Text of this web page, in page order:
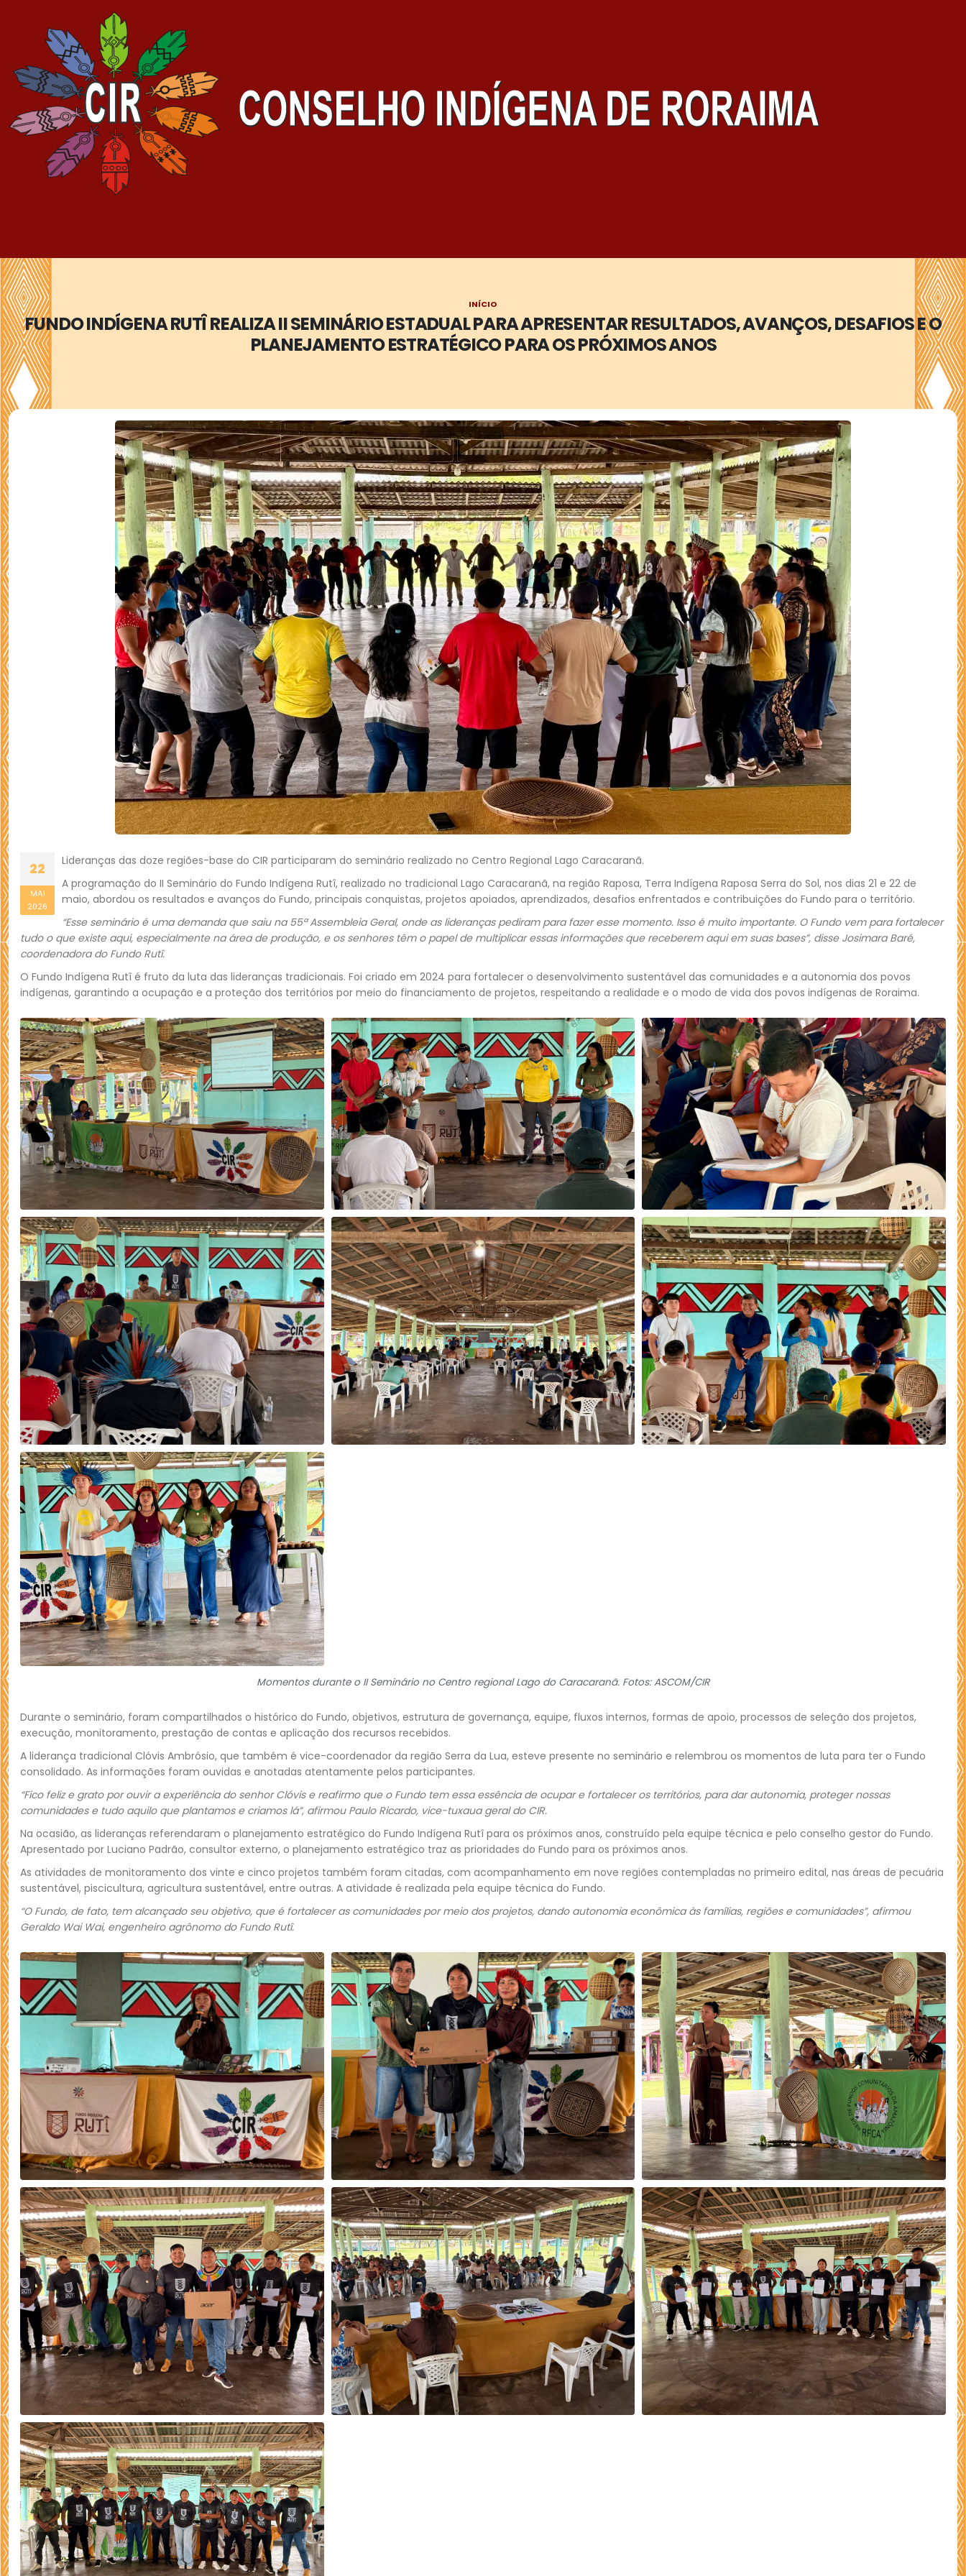
FUNDO INDÍGENA RUTÎ REALIZA II SEMINÁRIO ESTADUAL PARA APRESENTAR RESULTADOS, AVANÇOS, DESAFIOS E O
PLANEJAMENTO ESTRATÉGICO PARA OS PRÓXIMOS ANOS
INÍCIO
22
MAI
2026
Lideranças das doze regiões-base do CIR participaram do seminário realizado no Centro Regional Lago Caracaranã.
A programação do II Seminário do Fundo Indígena Rutî, realizado no tradicional Lago Caracaranã, na região Raposa, Terra Indígena Raposa Serra do Sol, nos dias 21 e 22 de
maio, abordou os resultados e avanços do Fundo, principais conquistas, projetos apoiados, aprendizados, desafios enfrentados e contribuições do Fundo para o território.
“Esse seminário é uma demanda que saiu na 55ª Assembleia Geral, onde as lideranças pediram para fazer esse momento. Isso é muito importante. O Fundo vem para fortalecer
tudo o que existe aqui, especialmente na área de produção, e os senhores têm o papel de multiplicar essas informações que receberem aqui em suas bases”, disse Josimara Baré,
coordenadora do Fundo Rutî.
O Fundo Indígena Rutî é fruto da luta das lideranças tradicionais. Foi criado em 2024 para fortalecer o desenvolvimento sustentável das comunidades e a autonomia dos povos
indígenas, garantindo a ocupação e a proteção dos territórios por meio do financiamento de projetos, respeitando a realidade e o modo de vida dos povos indígenas de Roraima.
Momentos durante o II Seminário no Centro regional Lago do Caracaranã. Fotos: ASCOM/CIR
Durante o seminário, foram compartilhados o histórico do Fundo, objetivos, estrutura de governança, equipe, fluxos internos, formas de apoio, processos de seleção dos projetos,
execução, monitoramento, prestação de contas e aplicação dos recursos recebidos.
A liderança tradicional Clóvis Ambrósio, que também é vice-coordenador da região Serra da Lua, esteve presente no seminário e relembrou os momentos de luta para ter o Fundo
consolidado. As informações foram ouvidas e anotadas atentamente pelos participantes.
“Fico feliz e grato por ouvir a experiência do senhor Clóvis e reafirmo que o Fundo tem essa essência de ocupar e fortalecer os territórios, para dar autonomia, proteger nossas
comunidades e tudo aquilo que plantamos e criamos lá”, afirmou Paulo Ricardo, vice-tuxaua geral do CIR.
Na ocasião, as lideranças referendaram o planejamento estratégico do Fundo Indígena Rutî para os próximos anos, construído pela equipe técnica e pelo conselho gestor do Fundo.
Apresentado por Luciano Padrão, consultor externo, o planejamento estratégico traz as prioridades do Fundo para os próximos anos.
As atividades de monitoramento dos vinte e cinco projetos também foram citadas, com acompanhamento em nove regiões contempladas no primeiro edital, nas áreas de pecuária
sustentável, piscicultura, agricultura sustentável, entre outras. A atividade é realizada pela equipe técnica do Fundo.
“O Fundo, de fato, tem alcançado seu objetivo, que é fortalecer as comunidades por meio dos projetos, dando autonomia econômica às famílias, regiões e comunidades”, afirmou
Geraldo Wai Wai, engenheiro agrônomo do Fundo Rutî.